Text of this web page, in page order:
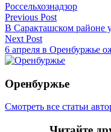
Россельхознадзор
Навигация
по
записям
Previous Post
В Саракташском районе
Next Post
6 апреля в Оренбуржье
Оренбуржье
Смотреть все статьи